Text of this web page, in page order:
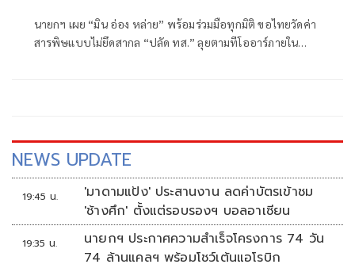
นายกฯ เผย “มิน อ่อง หล่าย” พร้อมร่วมมือทุกมิติ ขอไทยวัดค่า
สารพิษแบบไม่ยึดสากล “ปลัด ทส.” ลุยตามทีโออาร์ภายใน
NEWS UPDATE
19:45 น.
'มาดามแป้ง' ประสานงาน ลดค่าบัตรเข้าชม
'ช้างศึก' ตั้งแต่รอบรองฯ บอลอาเซียน
19:35 น.
นายกฯ ประกาศความสำเร็จโครงการ 74 วัน
74 ล้านแคลฯ พร้อมโชว์เต้นแอโรบิก